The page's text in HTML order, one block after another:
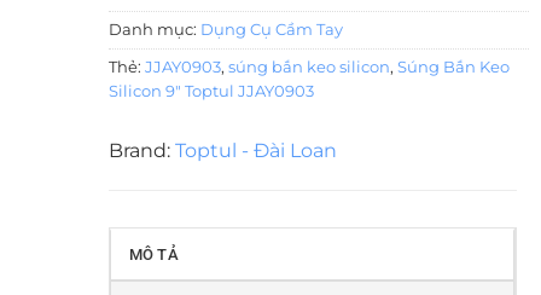
Danh mục: Dụng Cụ Cầm Tay
Thẻ: JJAY0903, súng bắn keo silicon, Súng Bắn Keo
Silicon 9" Toptul JJAY0903
Brand: Toptul - Đài Loan
MÔ TẢ